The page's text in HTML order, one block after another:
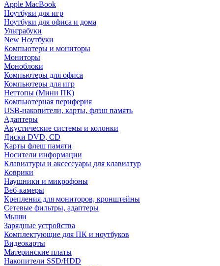
Apple MacBook
Ноутбуки для игр
Ноутбуки для офиса и дома
Ультрабуки
New Ноутбуки
Компьютеры и мониторы
Мониторы
Моноблоки
Компьютеры для офиса
Компьютеры для игр
Неттопы (Мини ПК)
Компьютерная периферия
USB-накопители, карты, флэш память
Адаптеры
Акустические системы и колонки
Диски DVD, CD
Карты флеш памяти
Носители информации
Клавиатуры и аксессуары для клавиатур
Коврики
Наушники и микрофоны
Веб-камеры
Крепления для мониторов, кронштейны
Сетевые фильтры, адаптеры
Мыши
Зарядные устройства
Комплектующие для ПК и ноутбуков
Видеокарты
Материнские платы
Накопители SSD/HDD